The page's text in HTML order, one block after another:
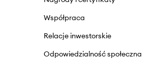
Współpraca
Relacje inwestorskie
Odpowiedzialność społeczna